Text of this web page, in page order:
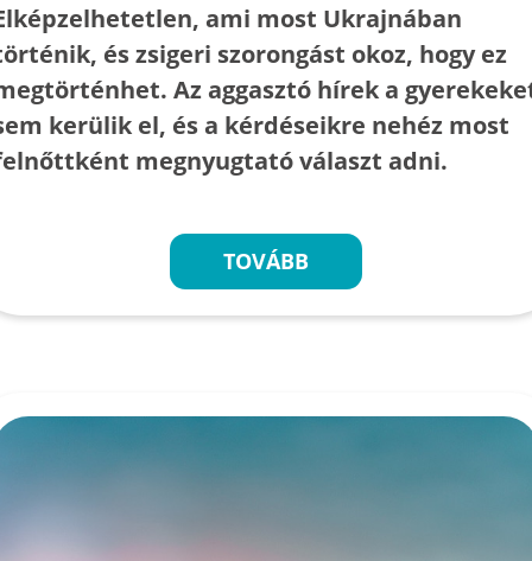
ami most Ukrajnában
és zsigeri szorongást okoz, hogy ez
Az aggasztó hírek a
kerülik el, és a kérdéseikre nehéz most
megnyugtató választ adni.
TOVÁBB